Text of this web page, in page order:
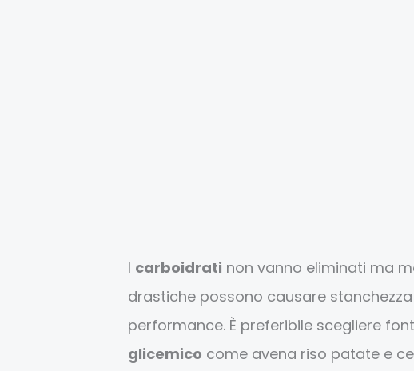
I carboidrati non vanno eliminati ma
drastiche possono causare
performance. È preferibile scegliere
glicemico come avena riso patate e